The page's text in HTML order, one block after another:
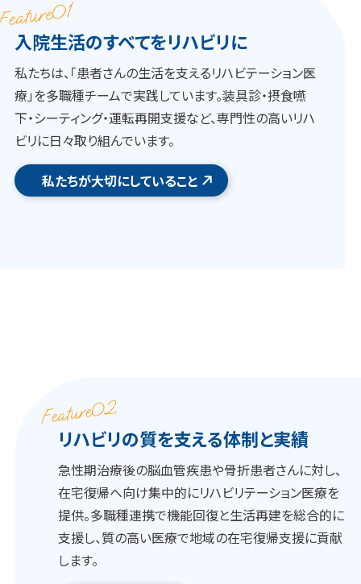
入院生活のすべてをリハビリに
私たちは、「患者さんの生活を支えるリハビテーション医
療」を多職種チームで実践しています。装具診・摂食嚥
下・シーティング・運転再開支援など、専門性の高いリハ
ビリに日々取り組んでいます。
私たちが大切にしていること
リハビリの質を支える体制と実績
急性期治療後の脳血管疾患や骨折患者さんに対し、
在宅復帰へ向け集中的にリハビリテーション医療を
提供。多職種連携で機能回復と生活再建を総合的に
支援し、質の高い医療で地域の在宅復帰支援に貢献
します。